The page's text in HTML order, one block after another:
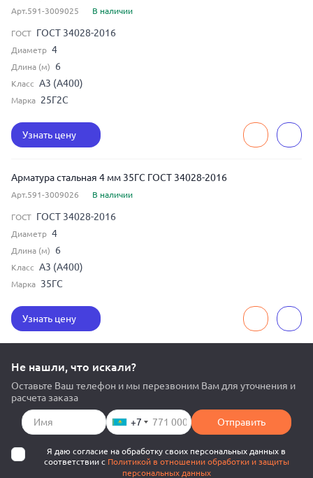
Арт.591-3009025 В наличии
ГОСТ ГОСТ 34028-2016
Диаметр 4
Длина (м) 6
Класс А3 (А400)
Марка 25Г2С
Узнать цену
Арматура стальная 4 мм 35ГС ГОСТ 34028-2016
Арт.591-3009026 В наличии
ГОСТ ГОСТ 34028-2016
Диаметр 4
Длина (м) 6
Класс А3 (А400)
Марка 35ГС
Узнать цену
Не нашли, что искали?
Оставьте Ваш телефон и мы перезвоним Вам для уточнения и
расчета заказа
+7 Отправить
Я даю согласие на обработку своих персональных данных в
соответствии с Политикой в отношении обработки и защиты
персональных данных